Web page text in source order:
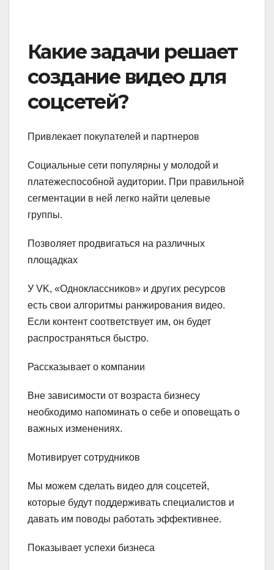
Какие задачи решает
создание видео для
соцсетей?
Привлекает покупателей и партнеров
Социальные сети популярны у молодой и
платежеспособной аудитории. При правильной
сегментации в ней легко найти целевые
группы.
Позволяет продвигаться на различных
площадках
У VK, «Одноклассников» и других ресурсов
есть свои алгоритмы ранжирования видео.
Если контент соответствует им, он будет
распространяться быстро.
Рассказывает о компании
Вне зависимости от возраста бизнесу
необходимо напоминать о себе и оповещать о
важных изменениях.
Мотивирует сотрудников
Мы можем сделать видео для соцсетей,
которые будут поддерживать специалистов и
давать им поводы работать эффективнее.
Показывает успехи бизнеса